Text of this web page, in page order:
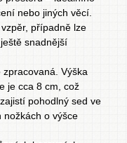
nebo jiných věcí.
případně lze
snadnější
Výška
je cca 8 cm, což
pohodlný sed ve
nožkách o výšce